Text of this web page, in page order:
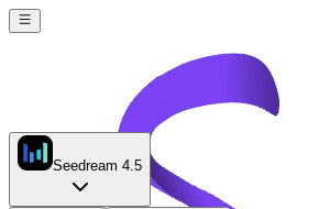
Seedream 4.5